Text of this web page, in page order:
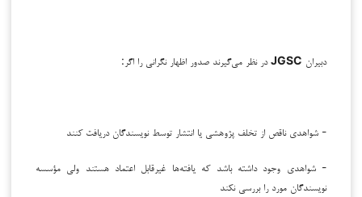
دبیران JGSCدر نظر می‌گیرند صدور اظهار نگرانی را اگر:
- شواهدی ناقص از تخلف پژوهشی یا انتشار توسط نویسندگان دریافت کنند
- شواهدی وجود داشته باشد که یافته‌ها غیرقابل اعتماد هستند ولی مؤسسه
نویسندگان مورد را بررسی نکند